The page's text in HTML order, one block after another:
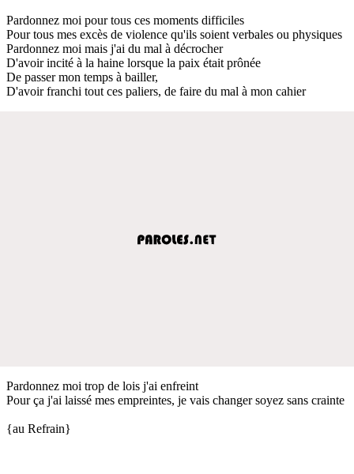
Pardonnez moi pour tous ces moments difficiles
Pour tous mes excès de violence qu'ils soient verbales ou physiques
Pardonnez moi mais j'ai du mal à décrocher
D'avoir incité à la haine lorsque la paix était prônée
De passer mon temps à bailler,
D'avoir franchi tout ces paliers, de faire du mal à mon cahier
Pardonnez moi trop de lois j'ai enfreint
Pour ça j'ai laissé mes empreintes, je vais changer soyez sans crainte
{au Refrain}